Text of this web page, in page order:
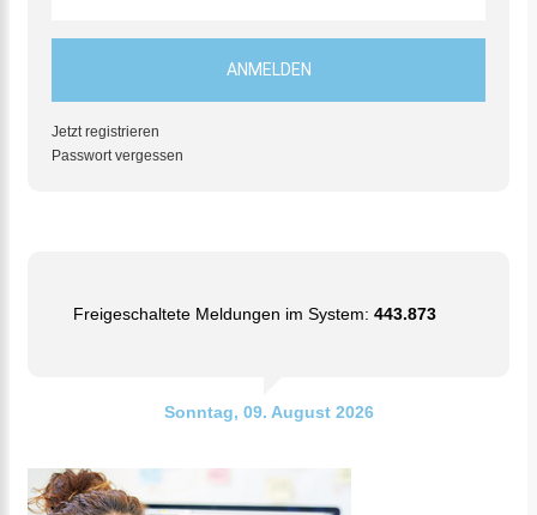
Jetzt registrieren
Passwort vergessen
Freigeschaltete Meldungen im System: 443.873
Sonntag, 09. August 2026